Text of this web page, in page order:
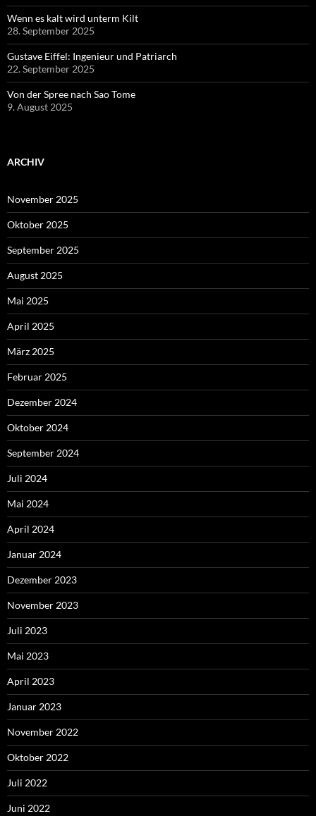
Wenn es kalt wird unterm Kilt
28. September 2025
Gustave Eiffel: Ingenieur und Patriarch
22. September 2025
Von der Spree nach Sao Tome
9. August 2025
ARCHIV
November 2025
Oktober 2025
September 2025
August 2025
Mai 2025
April 2025
März 2025
Februar 2025
Dezember 2024
Oktober 2024
September 2024
Juli 2024
Mai 2024
April 2024
Januar 2024
Dezember 2023
November 2023
Juli 2023
Mai 2023
April 2023
Januar 2023
November 2022
Oktober 2022
Juli 2022
Juni 2022